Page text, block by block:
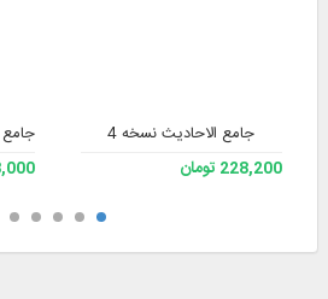
جامع الاحادیث نسخه 4
228,200 تومان
جامع فقه 3 (کتابخانه و